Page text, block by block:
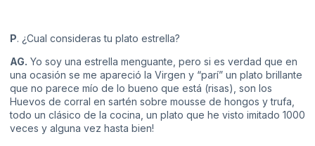
P. ¿Cual consideras tu plato estrella?
AG. Yo soy una estrella menguante, pero si es verdad que en
una ocasión se me apareció la Virgen y “parí” un plato brillante
que no parece mío de lo bueno que está (risas), son los
Huevos de corral en sartén sobre mousse de hongos y trufa,
todo un clásico de la cocina, un plato que he visto imitado 1000
veces y alguna vez hasta bien!